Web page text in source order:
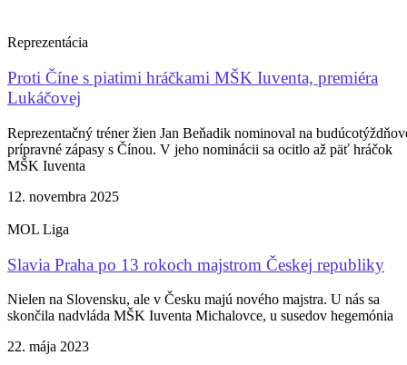
Reprezentácia
Proti Číne s piatimi hráčkami MŠK Iuventa, premiéra
Lukáčovej
Reprezentačný tréner žien Jan Beňadik nominoval na
prípravné zápasy s Čínou. V jeho nominácii sa ocitlo až päť hráčok
MŠK Iuventa
12. novembra 2025
MOL Liga
Slavia Praha po 13 rokoch majstrom Českej republiky
Nielen na Slovensku, ale v Česku majú nového majstra. U nás sa
skončila nadvláda MŠK Iuventa Michalovce, u susedov hegemónia
22. mája 2023